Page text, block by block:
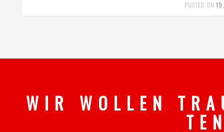
POSTED ON
W I R W O L L E N T R
T E